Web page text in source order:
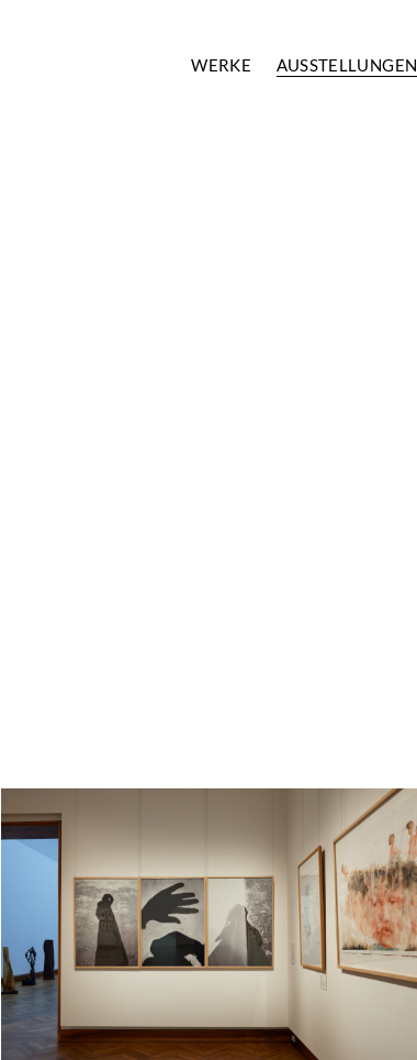
WERKE AUSSTELLUNGEN